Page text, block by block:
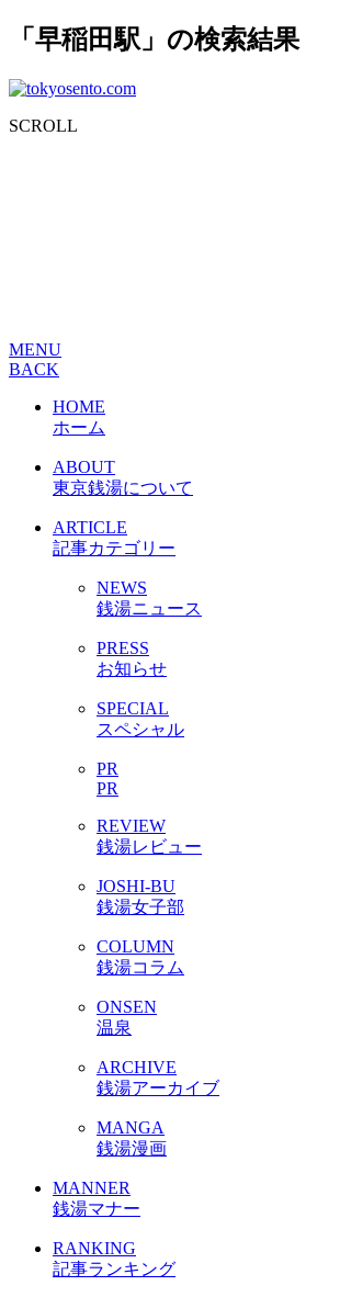
「早稲田駅」の検索結果
SCROLL
MENU
BACK
HOME
ホーム
ABOUT
東京銭湯について
ARTICLE
記事カテゴリー
NEWS
銭湯ニュース
PRESS
お知らせ
SPECIAL
スペシャル
PR
PR
REVIEW
銭湯レビュー
JOSHI-BU
銭湯女子部
COLUMN
銭湯コラム
ONSEN
温泉
ARCHIVE
銭湯アーカイブ
MANGA
銭湯漫画
MANNER
銭湯マナー
RANKING
記事ランキング